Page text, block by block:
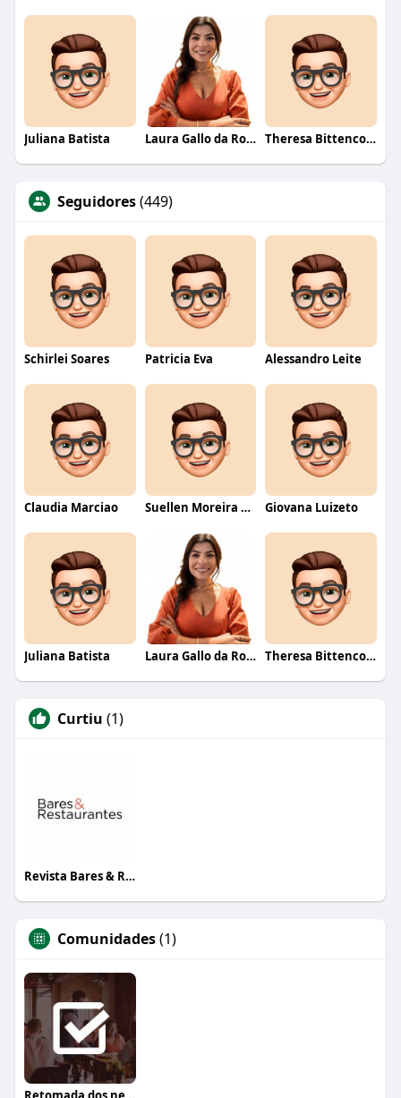
Juliana Batista Laura Gallo da Rosa Theresa Bittencourt
Seguidores(449)
Schirlei Soares Patricia Eva Alessandro Leite
Claudia Marciao Suellen Moreira Parente de Oliveira Giovana Luizeto
Juliana Batista Laura Gallo da Rosa Theresa Bittencourt
Curtiu (1)
Revista Bares & Restaurantes
Comunidades(1)